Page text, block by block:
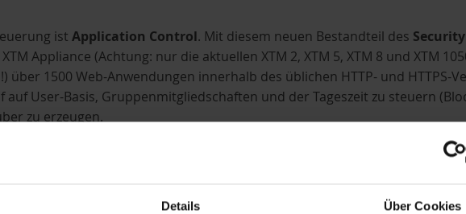
Details Über Cookies
ist Application Control. Mit diesem neuen Bestandteil des
Appliance (Achtung: nur die aktuellen XTM 2, XTM 5, XTM 8 und XTM
über 1500 Web-Anwendungen innerhalb des üblichen HTTP- und HTTPS-
auf User-Basis, Gruppenmitgliedschaften und der Tageszeit zu steuern
zu erzeugen.
für die Version 11.4 wird in wenigen Tagen anlaufen, zudem bietet
Application Proxy, Fireware XTM